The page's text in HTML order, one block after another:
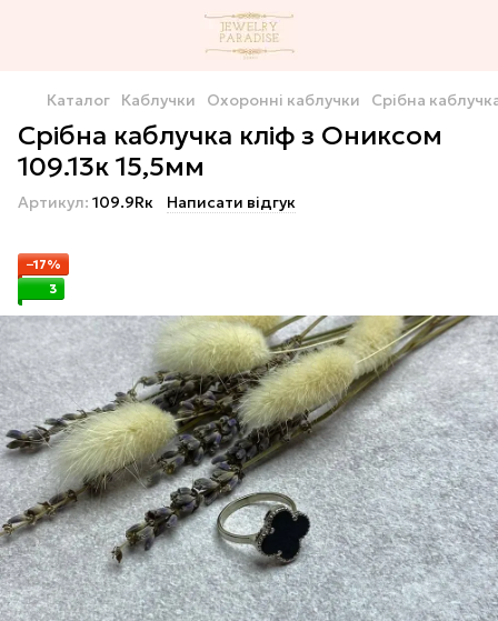
Каталог Каблучки Охоронні каблучки Срібна
Срібна каблучка кліф з Ониксом
109.13к 15,5мм
Артикул: 109.9Rк Написати відгук
−17%
3